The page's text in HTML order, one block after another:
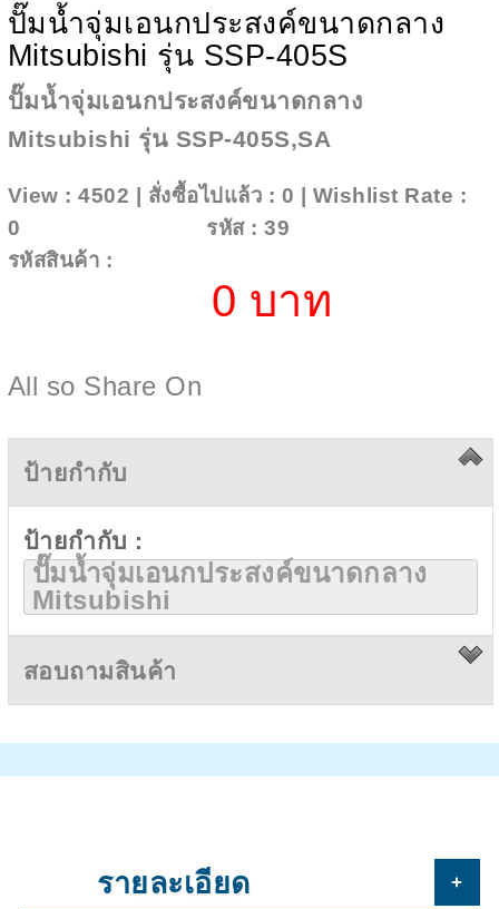
ปั๊มน้ำจุ่มเอนกประสงค์ขนาดกลาง
Mitsubishi รุ่น SSP-405S
ปั๊มน้ำจุ่มเอนกประสงค์ขนาดกลาง
Mitsubishi รุ่น SSP-405S,SA
View : 4502 | สั่งซื้อไปแล้ว : 0 | Wishlist Rate :
0
รหัส : 39
รหัสสินค้า :
0 บาท
All so Share On
ป้ายกำกับ
ป้ายกำกับ :
ปั๊มน้ำจุ่มเอนกประสงค์ขนาดกลาง
Mitsubishi
สอบถามสินค้า
รายละเอียด +